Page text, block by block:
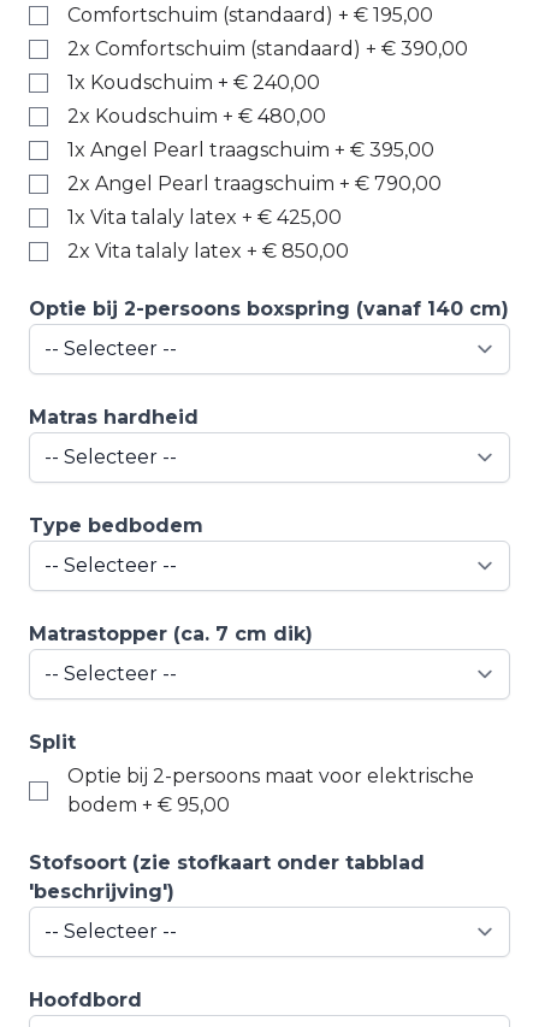
Comfortschuim (standaard) + € 195,00
2x Comfortschuim (standaard) + € 390,00
1x Koudschuim + € 240,00
2x Koudschuim + € 480,00
1x Angel Pearl traagschuim + € 395,00
2x Angel Pearl traagschuim + € 790,00
1x Vita talaly latex + € 425,00
2x Vita talaly latex + € 850,00
Optie bij 2-persoons boxspring (vanaf 140 cm)
Matras hardheid
Type bedbodem
Matrastopper (ca. 7 cm dik)
Split
Optie bij 2-persoons maat voor elektrische
bodem + € 95,00
Stofsoort (zie stofkaart onder tabblad
'beschrijving')
Hoofdbord